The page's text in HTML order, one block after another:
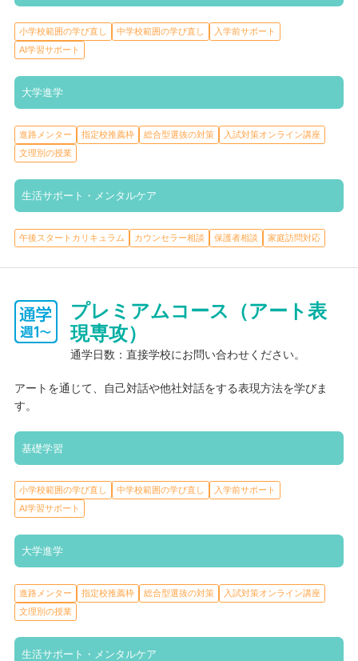
小学校範囲の学び直し 中学校範囲の学び直し
入学前サポート
AI学習サポート
大学進学
進路メンター 指定校推薦枠 総合型選抜の対策
入試対策オンライン講座
文理別の授業
生活サポート・メンタルケア
午後スタートカリキュラム カウンセラー相談 保護者相談 家庭訪問対応
プレミアムコース（アート表
現専攻）
通学日数：直接学校にお問い合わせください。
アートを通じて、自己対話や他社対話をする表現方法を学びま
す。
基礎学習
小学校範囲の学び直し 中学校範囲の学び直し
入学前サポート
AI学習サポート
大学進学
進路メンター 指定校推薦枠 総合型選抜の対策
入試対策オンライン講座
文理別の授業
生活サポート・メンタルケア